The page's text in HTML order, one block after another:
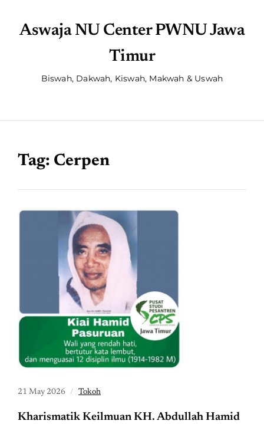
Aswaja NU Center PWNU Jawa
Timur
Biswah, Dakwah, Kiswah, Makwah & Uswah
Tag: Cerpen
21 May 2026 Tokoh
Kharismatik Keilmuan KH. Abdullah Hamid